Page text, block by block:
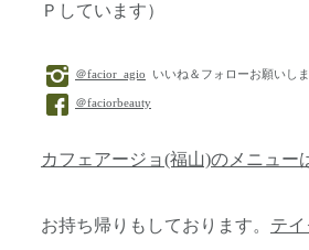
Ｐしています）
＠facior_agio いいね＆フォローお願いし
＠faciorbeauty
カフェアージョ(福山)のメニュー
お持ち帰りもしております。 テ